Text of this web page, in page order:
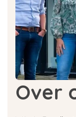
Les
Hans Errmann
fabricant
connu. Ils
machines à
fabriquées
Les trois
travail
idée et leur
Over